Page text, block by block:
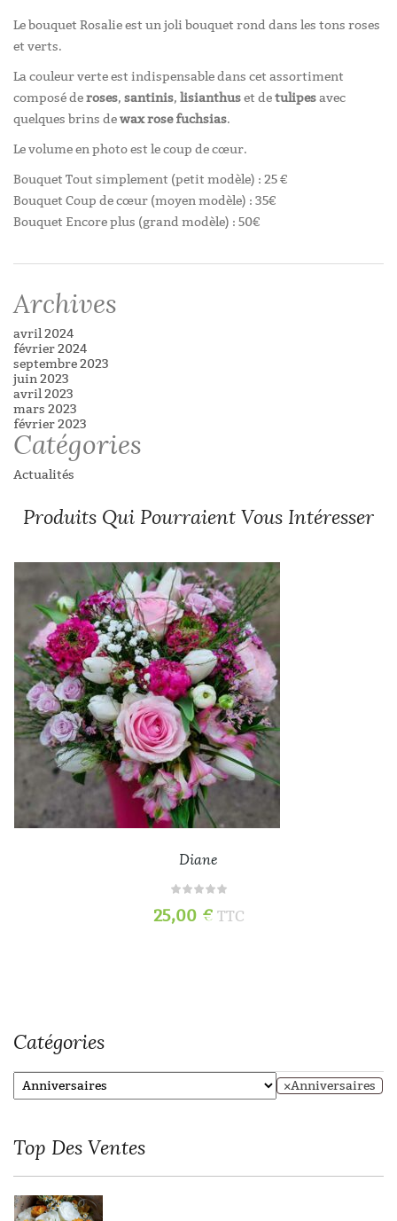
Le bouquet Rosalie est un joli bouquet rond dans les tons roses
et verts.
La couleur verte est indispensable dans cet assortiment
composé deroses, santinis, lisianthuset detulipesavec
quelques brins dewax rose fuchsias.
Le volume en photo est le coup de cœur.
Bouquet Tout simplement (petit modèle) : 25 €
Bouquet Coup de cœur (moyen modèle) : 35€
Bouquet Encore plus (grand modèle) : 50€
Archives
avril 2024
février 2024
septembre 2023
juin 2023
avril 2023
mars 2023
février 2023
Catégories
Actualités
Produits Qui Pourraient Vous Intéresser
Diane
25,00 € TTC
Catégories
×Anniversaires
Top Des Ventes